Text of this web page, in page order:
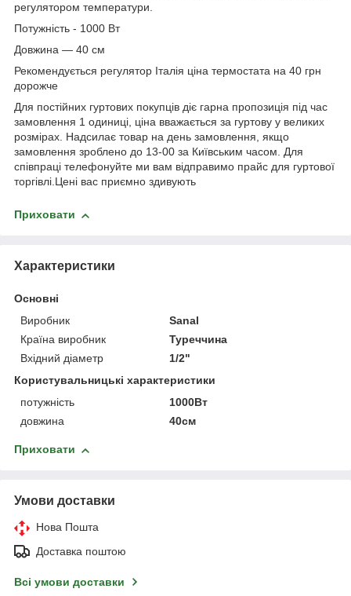
регулятором температури.
Потужність - 1000 Вт
Довжина — 40 см
Рекомендується регулятор Італія ціна термостата на 40 грн
дорожче
Для постійних гуртових покупців діє гарна пропозиція під час
замовлення 1 одиниці, ціна вважається за гуртову у великих
розмірах. Надсилає товар на день замовлення, якщо
замовлення зроблено до 13-00 за Київським часом. Для
співпраці телефонуйте ми вам відправимо прайс для гуртової
торгівлі.Цені вас приємно здивують
Приховати
Характеристики
Основні
Виробник
Sanal
Країна виробник
Туреччина
Вхідний діаметр
1/2"
Користувальницькі характеристики
потужність
1000Вт
довжина
40см
Приховати
Умови доставки
Нова Пошта
Доставка поштою
Всі умови доставки